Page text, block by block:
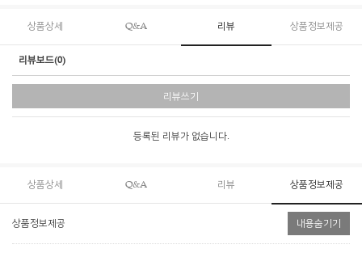
상품상세 Q&A 리뷰 상품정보제공
리뷰보드(0)
리뷰쓰기
등록된 리뷰가 없습니다.
상품상세 Q&A 리뷰 상품정보제공
상품정보제공 내용숨기기